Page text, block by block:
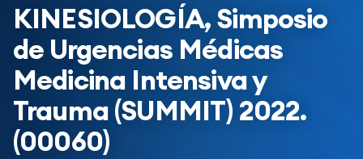
KINESIOLOGÍA, Simposio
de Urgencias Médicas
Medicina Intensiva y
Trauma (SUMMIT) 2022.
(00060)